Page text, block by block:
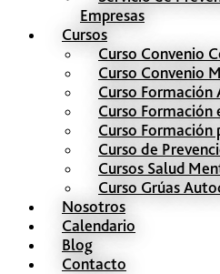
Empresas
Cursos
Curso Convenio
Curso Convenio
Curso Formación
Curso Formación
Curso
Curso de
Cursos Salud
Curso Grúas
Nosotros
Calendario
Blog
Contacto